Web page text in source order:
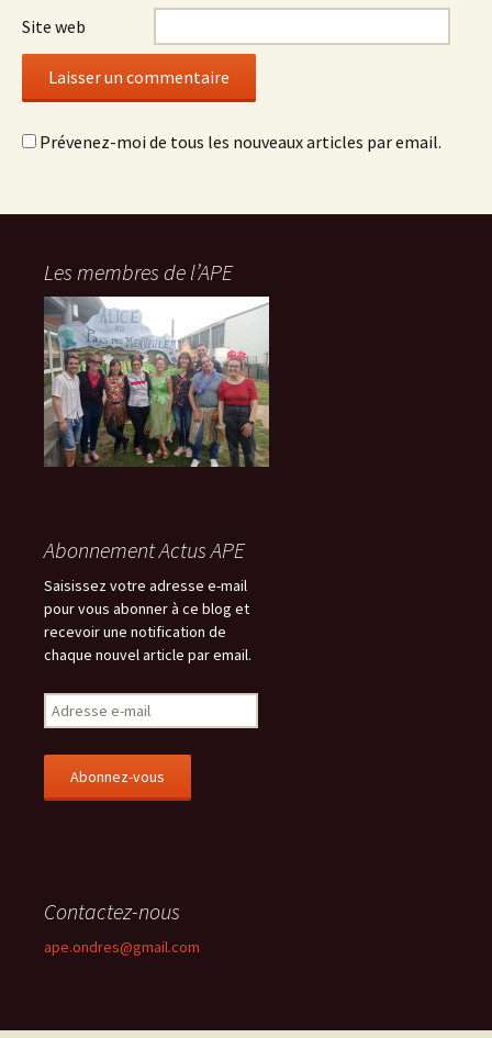
Site web
Prévenez-moi de tous les nouveaux articles par email.
Les membres de l’APE
Abonnement Actus APE
Saisissez votre adresse e-mail
pour vous abonner à ce blog et
recevoir une notification de
chaque nouvel article par email.
d
r
s
m
i
Contactez-nous
ape.ondres@gmail.com